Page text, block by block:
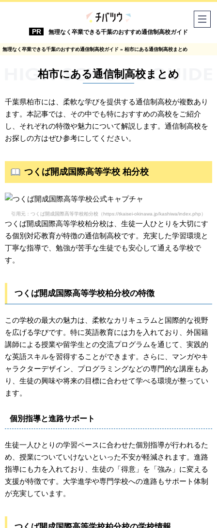
無理なく卒業できる千葉のおすすめ通信制高校ガイド
無理なく卒業できる千葉のおすすめ通信制高校ガイド » 柏市にある通信制高校まとめ
柏市にある通信制高校まとめ
千葉県柏市には、柔軟な学びを提供する通信制高校が複数あり
ます。本記事では、その中でも特におすすめの高校をご紹介
し、それぞれの特徴や魅力について解説します。通信制高校を
お探しの方はぜひ参考にしてください。
つくば開成国際高等学校 柏分校
引用元：つくば開成国際高等学校柏分校（https://tkaisei-okinawa.jp/kashiwa/index.php）
つくば開成国際高等学校柏分校は、生徒一人ひとりを大切にす
る個別対応教育が特徴の通信制高校です。充実した学習環境と
丁寧な指導で、勉強が苦手な生徒でも安心して通える学校で
す。
つくば開成国際高等学校柏分校の特徴
この学校の最大の魅力は、柔軟なカリキュラムと国際的な視野
を広げる学びです。特に英語教育には力を入れており、外国籍
講師による授業や留学生との交流プログラムを通じて、実践的
な英語スキルを習得することができます。さらに、マンガやキ
ャラクターデザイン、プログラミングなどの専門的な講座もあ
り、生徒の興味や将来の目標に合わせて学べる環境が整ってい
ます。
個別指導と進路サポート
生徒一人ひとりの学習ペースに合わせた個別指導が行われるた
め、授業についていけないといった不安が軽減されます。進路
指導にも力を入れており、生徒の「得意」を「強み」に変える
支援が特徴です。大学進学や専門学校への進路もサポート体制
が充実しています。